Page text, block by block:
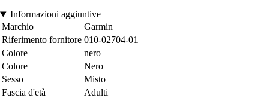
Informazioni aggiuntive
Marchio
Garmin
Riferimento fornitore 010-02704-01
Colore
nero
Colore
Nero
Sesso
Misto
Fascia d'età
Adulti